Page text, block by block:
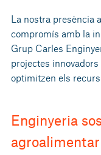
La nostra presència
compromís amb la
Grup Carles
projectes
optimitzen els
Enginyeria